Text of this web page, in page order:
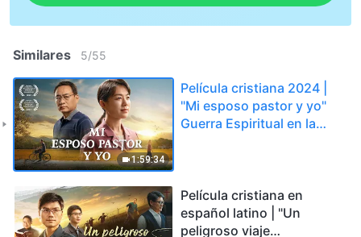
Similares 5/55
1:59:34
Película cristiana 2024 |
"Mi esposo pastor y yo"
Guerra Espiritual en la
Película cristiana en
español latino | "Un
peligroso viaje